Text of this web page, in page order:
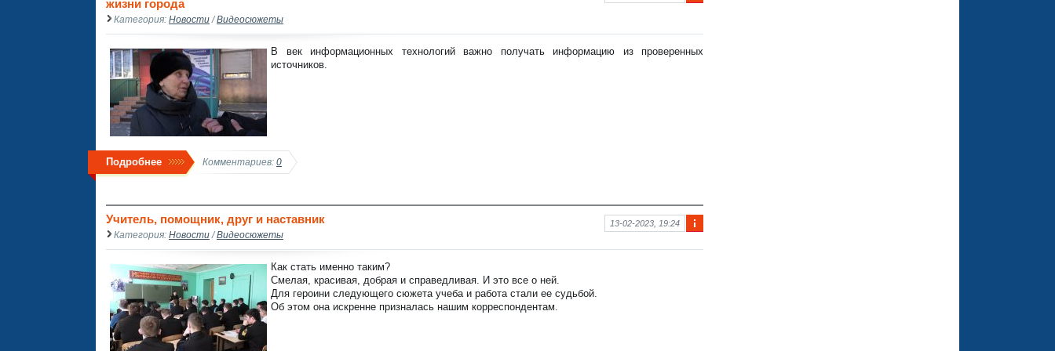
рм
я к
жизни города
Категория: Новости /Видеосюжеты
В век информационных технологий важно получать информацию из проверенных
источников.
Подробнее Комментариев: 0
фо
13-02-2023, 19:24
Учитель, помощник, друг и наставник
Категория: Новости /Видеосюжеты
Как стать именно таким?
Смелая, красивая, добрая и справедливая. И это все о ней.
Для героини следующего сюжета учеба и работа стали ее судьбой.
Об этом она искренне призналась нашим корреспондентам.